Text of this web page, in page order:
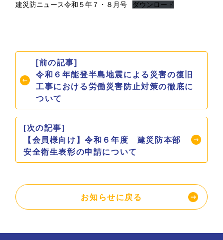
建災防ニュース令和５年７・８月号 ダウンロード
[前の記事]
令和６年能登半島地震による災害の復旧
工事における労働災害防止対策の徹底に
ついて
[次の記事]
【会員様向け】令和６年度 建災防本部
安全衛生表彰の申請について
お知らせに戻る